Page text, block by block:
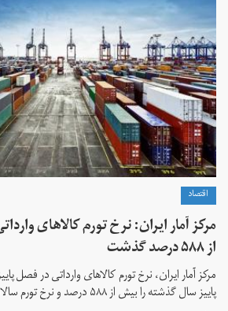
اقتصاد
مرکز آمار ایران: نرخ تورم کالاهای
از ۵۸۸ درصد گذشت
مرکز آمار ایران، نرخ تورم كالاهای وارداتی در
پاییز سال گذشته را بیش از ۵۸۸ درصد و نرخ تورم سالانه این کالاها را بیش از...